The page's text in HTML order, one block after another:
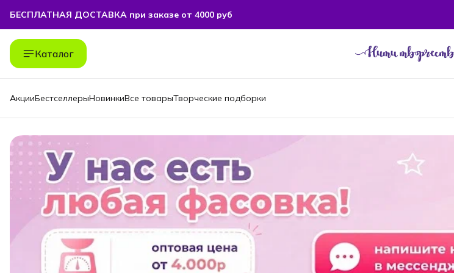
БЕСПЛАТНАЯ ДОСТАВКА при заказе от 4000 руб
БЕСПЛАТНАЯ ДОСТАВКА при заказе от 4000 руб
Каталог
АкцииБестселлерыНовинкиВсе товарыТворческие подборки